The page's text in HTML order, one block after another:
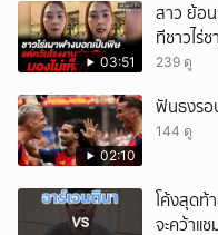
03:51
สาว ย้อ
ทีชาวไร่
239 ดู
02:10
ฟันธงรอ
144 ดู
โค้งสุดท้
จะคว้าแ